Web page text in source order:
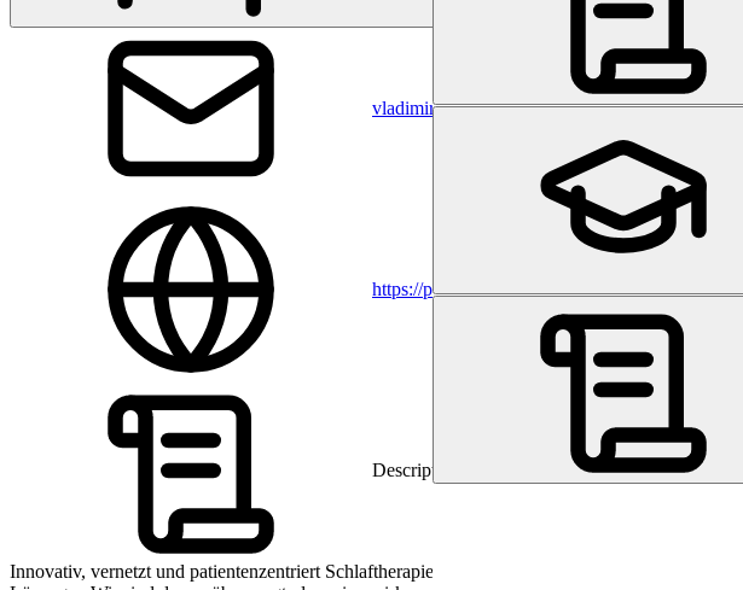
vladimir.stojiljkovic@philips.com
https://philips.de
Description
Innovativ, vernetzt und patientenzentriert Schlaftherapie-